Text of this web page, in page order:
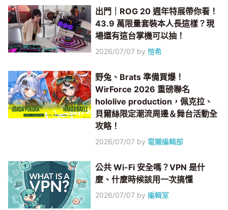
出門｜ROG 20 週年特展帶你看！
43.9 萬限量套裝本人長這樣？現
場還有這台掌機可以抽！
2026/07/07 by愷希
野兔、Brats 準備買爆！
WirForce 2026 重磅聯名
hololive production，佩克拉、
貝爾絲限定潮流周邊＆舞台活動全
攻略！
2026/07/07 by 電獺編輯部
公共 Wi-Fi 安全嗎？VPN 是什
麼、什麼時候該用一次搞懂
2026/07/07 by編輯室